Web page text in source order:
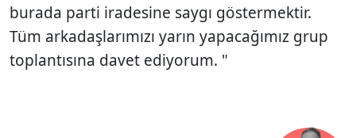
burada parti iradesine saygı göstermektir.
Tüm arkadaşlarımızı yarın yapacağımız grup
toplantısına davet ediyorum. "